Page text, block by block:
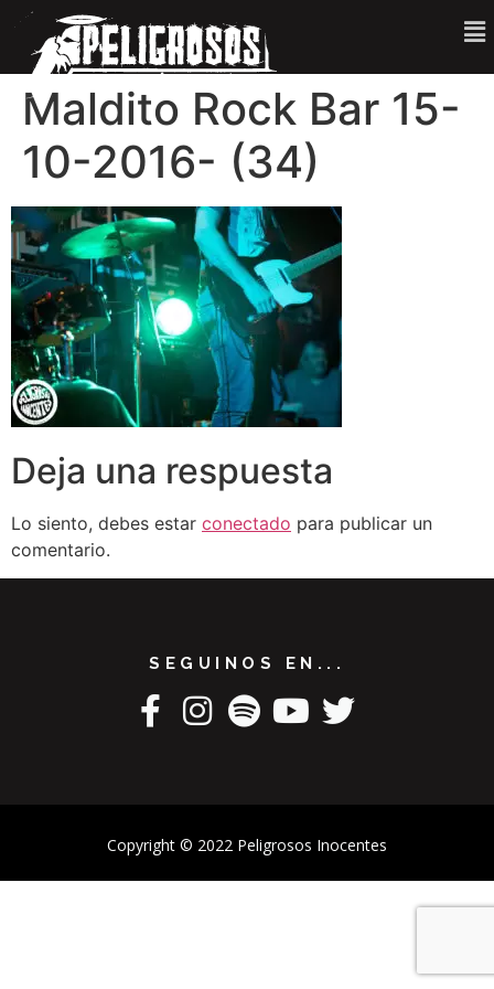
Maldito Rock Bar 15-
10-2016- (34)
Deja una respuesta
Lo siento, debes estar conectado para publicar un
comentario.
SEGUINOS EN...
Copyright © 2022 Peligrosos Inocentes